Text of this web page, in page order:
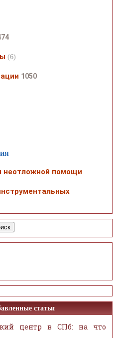
(6)
1050
неотложной помощи
статьи
центр в СПб: на что